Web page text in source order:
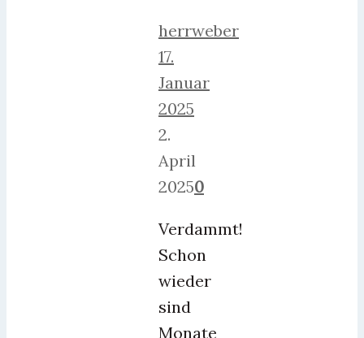
herrweber
17.
Januar
2025
2.
April
20250
Verdammt!
Schon
wieder
sind
Monate